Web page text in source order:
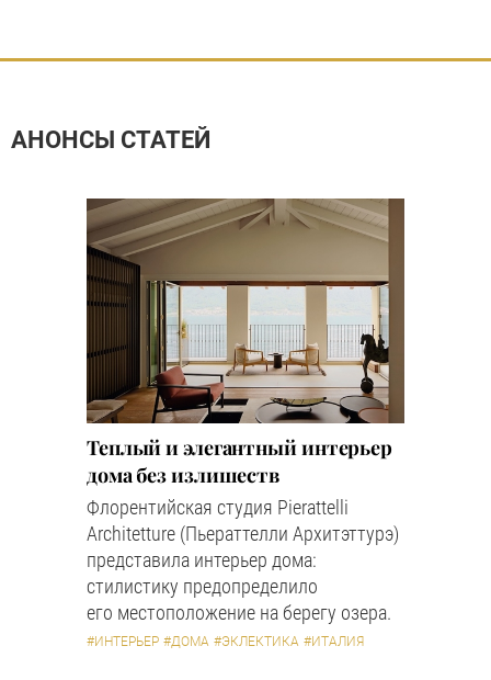
АНОНСЫ СТАТЕЙ
Теплый и элегантный интерьер
дома без излишеств
Флорентийская студия Pierattelli
Architetture (Пьераттелли Архитэттурэ)
представила интерьер дома:
стилистику предопределило
его местоположение на берегу озера.
#ИНТЕРЬЕР #ДОМА #ЭКЛЕКТИКА #ИТАЛИЯ